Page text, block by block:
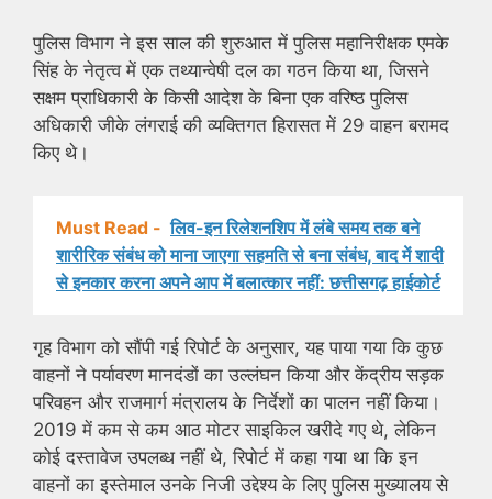
पुलिस विभाग ने इस साल की शुरुआत में पुलिस महानिरीक्षक एमके
सिंह के नेतृत्व में एक तथ्यान्वेषी दल का गठन किया था, जिसने
सक्षम प्राधिकारी के किसी आदेश के बिना एक वरिष्ठ पुलिस
अधिकारी जीके लंगराई की व्यक्तिगत हिरासत में 29 वाहन बरामद
किए थे।
Must Read - लिव-इन रिलेशनशिप में लंबे समय तक बने
शारीरिक संबंध को माना जाएगा सहमति से बना संबंध, बाद में शादी
से इनकार करना अपने आप में बलात्कार नहीं: छत्तीसगढ़ हाईकोर्ट
गृह विभाग को सौंपी गई रिपोर्ट के अनुसार, यह पाया गया कि कुछ
वाहनों ने पर्यावरण मानदंडों का उल्लंघन किया और केंद्रीय सड़क
परिवहन और राजमार्ग मंत्रालय के निर्देशों का पालन नहीं किया।
2019 में कम से कम आठ मोटर साइकिल खरीदे गए थे, लेकिन
कोई दस्तावेज उपलब्ध नहीं थे, रिपोर्ट में कहा गया था कि इन
वाहनों का इस्तेमाल उनके निजी उद्देश्य के लिए पुलिस मुख्यालय से